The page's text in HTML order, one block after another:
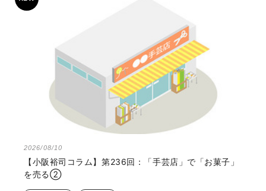
2026/08/10
【小阪裕司コラム】第236回：「手芸店」で「お菓子」
を売る②